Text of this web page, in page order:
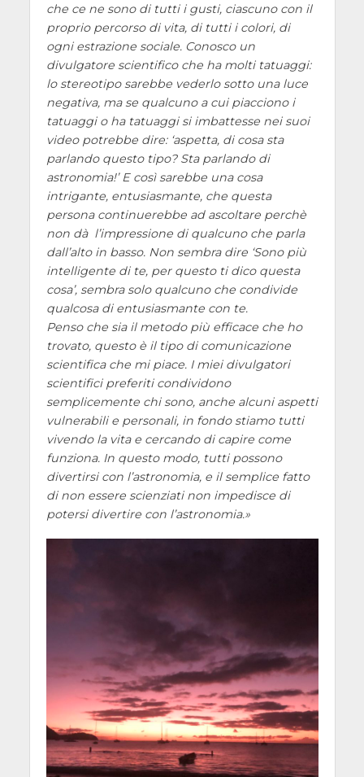
che ce ne sono di tutti i gusti, ciascuno con il
proprio percorso di vita, di tutti i colori, di
ogni estrazione sociale. Conosco un
divulgatore scientifico che ha molti tatuaggi:
lo stereotipo sarebbe vederlo sotto una luce
negativa, ma se qualcuno a cui piacciono i
tatuaggi o ha tatuaggi si imbattesse nei suoi
video potrebbe dire: aspetta, di cosa sta
parlando questo tipo? Sta parlando di
astronomia!E così sarebbe una cosa
intrigante, entusiasmante, che questa
persona continuerebbe ad ascoltare perchè
non dà l’impressione di qualcuno che parla
dall’alto in basso. Non sembra dire Sono più
intelligente di te, per questo ti dico questa
cosa, sembra solo qualcuno che condivide
qualcosa di entusiasmante con te.
Penso che sia il metodo più efficace che ho
trovato, questo è il tipo di comunicazione
scientifica che mi piace. I miei divulgatori
scientifici preferiti condividono
semplicemente chi sono, anche alcuni aspetti
vulnerabili e personali, in fondo stiamo tutti
vivendo la vita e cercando di capire come
funziona. In questo modo, tutti possono
divertirsi con l’astronomia, e il semplice fatto
di non essere scienziati non impedisce di
potersi divertire con l’astronomia.